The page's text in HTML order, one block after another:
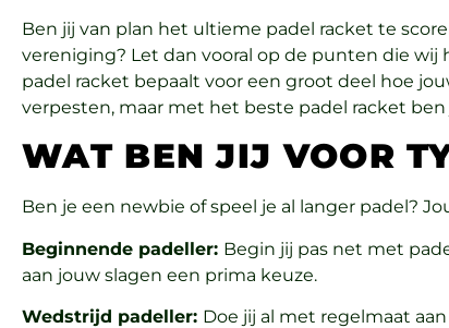
Ben jij van plan het ultieme padel racket te
vereniging? Let dan vooral op de punten die
padel racket bepaalt voor een groot deel hoe
verpesten, maar met het beste padel racket
WAT BEN JIJ VOOR
Ben je een newbie of speel je al langer padel?
Beginnende padeller: Begin jij pas net met
aan jouw slagen een prima keuze.
Wedstrijd padeller: Doe jij al met regelmaat